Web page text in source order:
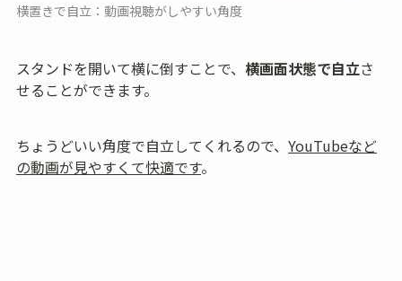
横置きで自立：動画視聴がしやすい角度
スタンドを開いて横に倒すことで、横画面状態で自立さ
せることができます。
ちょうどいい角度で自立してくれるので、YouTubeなど
の動画が見やすくて快適です。